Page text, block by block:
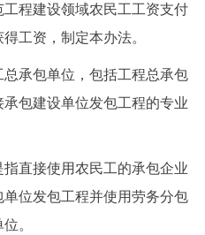
程建设领域农民工工资支付
工资，制定本办法。
包单位，包括工程总承包
包建设单位发包工程的专业
直接使用农民工的承包企业
位发包工程并使用劳务分包
。